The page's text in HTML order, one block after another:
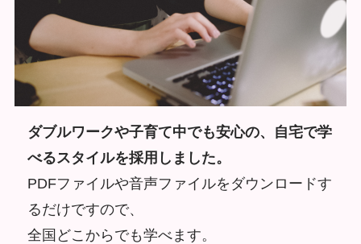
ダブルワークや子育て中でも安心の、自宅で学
べるスタイルを採用しました。
PDFファイルや音声ファイルをダウンロードす
るだけですので、
全国どこからでも学べます。